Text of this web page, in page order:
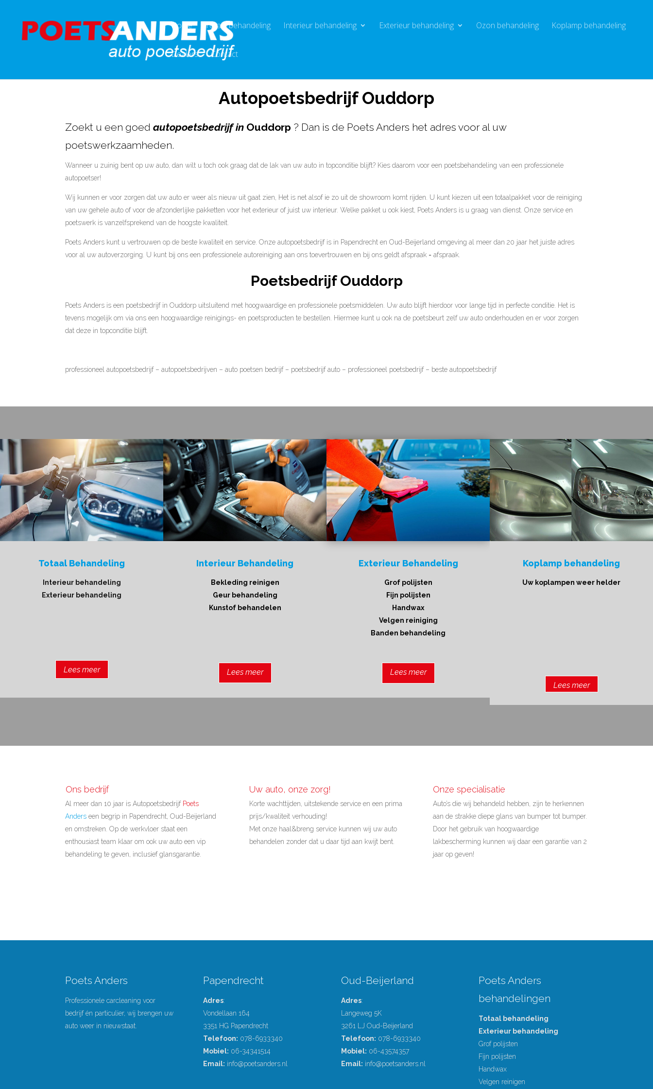
Home Totaal behandeling Interieur behandeling Exterieur behandeling Ozon behandeling Koplamp behandeling
Dealers Contact
Autopoetsbedrijf Ouddorp
Zoekt u een goedautopoetsbedrijf in Ouddorp ? Dan is de Poets Anders het adres voor al uw
poetswerkzaamheden.
Wanneer u zuinig bent op uw auto, dan wilt u toch ook graag dat de lak van uw auto in topconditie blijft? Kies daarom voor een poetsbehandeling van een professionele
autopoetser!
Wij kunnen er voor zorgen dat uw auto er weer als nieuw uit gaat zien, Het is net alsof ie zo uit de showroom komt rijden. U kunt kiezen uit een totaalpakket voor de reiniging
van uw gehele auto of voor de afzonderlijke pakketten voor het exterieur of juist uw interieur. Welke pakket u ook kiest, Poets Anders is u graag van dienst. Onze service en
poetswerk is vanzelfsprekend van de hoogste kwaliteit.
Poets Anders kunt u vertrouwen op de beste kwaliteit en service. Onze autopoetsbedrijf is in Papendrecht en Oud-Beijerland omgeving al meer dan 20 jaar het juiste adres
voor al uw autoverzorging. U kunt bij ons een professionele autoreiniging aan ons toevertrouwen en bij ons geldt afspraak = afspraak.
Poetsbedrijf Ouddorp
Poets Anders is een poetsbedrijf in Ouddorp uitsluitend met hoogwaardige en professionele poetsmiddelen. Uw auto blijft hierdoor voor lange tijd in perfecte conditie. Het is
tevens mogelijk om via ons een hoogwaardige reinigings- en poetsproducten te bestellen. Hiermee kunt u ook na de poetsbeurt zelf uw auto onderhouden en er voor zorgen
dat deze in topconditie blijft.
professioneel autopoetsbedrijf–autopoetsbedrijven – auto poetsen bedrijf – poetsbedrijf auto – professioneel poetsbedrijf – beste autopoetsbedrijf
Totaal Behandeling
Interieur behandeling
Exterieur behandeling
Lees meer
Interieur Behandeling
Bekleding reinigen
Geur behandeling
Kunstof behandelen
Lees meer
Exterieur Behandeling
Grof polijsten
Fijn polijsten
Handwax
Velgen reiniging
Banden behandeling
Lees meer
Koplamp behandeling
Uw koplampen weer helder
Lees meer
Ons bedrijf
Al meer dan 10 jaar is Autopoetsbedrijf Poets
Anders een begrip in Papendrecht, Oud-Beijerland
en omstreken. Op de werkvloer staat een
enthousiast team klaar om ook uw auto een vip
behandeling te geven, inclusief glansgarantie.
Uw auto, onze zorg!
Korte wachttijden, uitstekende service en een prima
prijs/kwaliteit verhouding!
Met onze haal&breng service kunnen wij uw auto
behandelen zonder dat u daar tijd aan kwijt bent.
Onze specialisatie
Auto’s die wij behandeld hebben, zijn te herkennen
aan de strakke diepe glans van bumper tot bumper.
Door het gebruik van hoogwaardige
lakbescherming kunnen wij daar een garantie van 2
jaar op geven!
Poets Anders
Professionele carcleaning voor
bedrijf én particulier, wij brengen uw
auto weer in nieuwstaat.
Papendrecht
Adres:
Vondellaan 164
3351 HG Papendrecht
Telefoon: 078-6933340
Mobiel: 06-34341514
Email: info@poetsanders.nl
Oud-Beijerland
Adres:
Langeweg 5K
3261 LJ Oud-Beijerland
Telefoon: 078-6933340
Mobiel: 06-43574357
Email: info@poetsanders.nl
Poets Anders
behandelingen
Totaal behandeling
Exterieur behandeling
Grof polijsten
Fijn polijsten
Handwax
Velgen reinigen